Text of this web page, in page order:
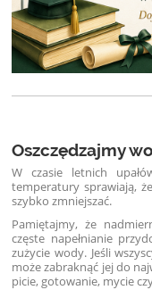
Oszczędzajmy
W czasie letnich
temperatury sprawiają,
szybko zmniejszać.
Pamiętajmy, że
częste napełnianie
zużycie wody. Jeśli
może zabraknąć jej do
picie, gotowanie, mycie